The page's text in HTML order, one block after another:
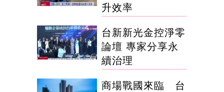
升效率
台新新光金控淨零
論壇 專家分享永
續治理
商場戰國來臨 台